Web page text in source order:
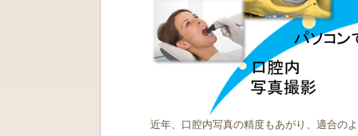
近年、口腔内写真の精度もあがり、適合の